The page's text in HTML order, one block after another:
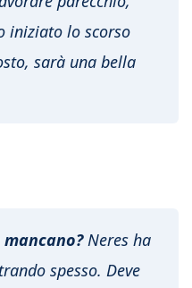
iniziato lo scorso
sarà una bella
Neres ha
spesso. Deve